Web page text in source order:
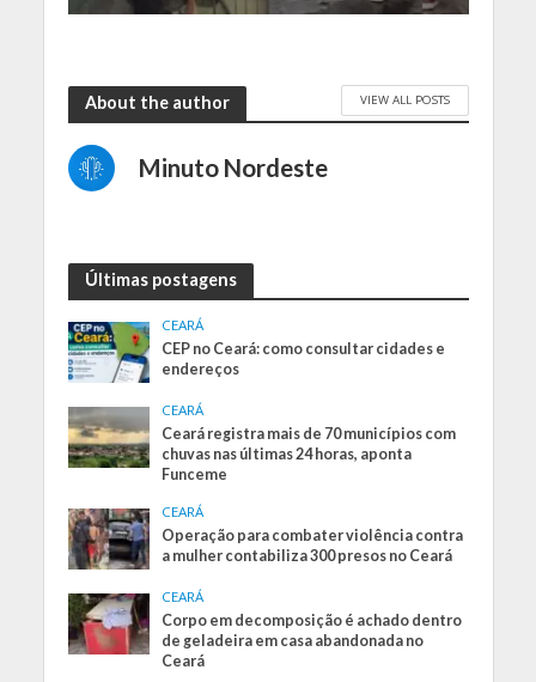
About the author VIEW ALL POSTS
Minuto Nordeste
Últimas postagens
CEARÁ
CEP no Ceará: como consultar cidades e
endereços
CEARÁ
Ceará registra mais de 70 municípios com
chuvas nas últimas 24 horas, aponta
Funceme
CEARÁ
Operação para combater violência contra
a mulher contabiliza 300 presos no Ceará
CEARÁ
Corpo em decomposição é achado dentro
de geladeira em casa abandonada no
Ceará